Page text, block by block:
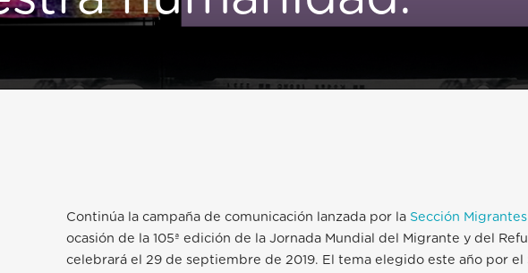
Continúa la campaña de comunicación lanzada por la Sección
ocasión de la 105ª edición de la Jornada Mundial del Migrante y del
celebrará el 29 de septiembre de 2019. El tema elegido este año por el